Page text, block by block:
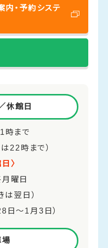
・予約システ
休館日
時まで
22時まで）
〉
曜日
は翌日）
日～1月3日）